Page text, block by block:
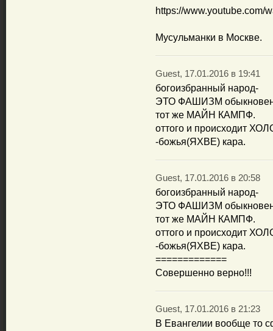
https://www.youtube.com/
Мусульманки в Москве.
Guest, 17.01.2016 в 19:41
богоизбранный народ-
ЭТО ФАШИЗМ
тот же МАЙН КАМПФ.
оттого и происходит
-божья(ЯХВЕ) кара.
Guest, 17.01.2016 в 20:58
богоизбранный народ-
ЭТО ФАШИЗМ
тот же МАЙН КАМПФ.
оттого и происходит
-божья(ЯХВЕ) кара.
=============
Совершенно верно!!!
Guest, 17.01.2016 в 21:23
В Евангелии вообще то